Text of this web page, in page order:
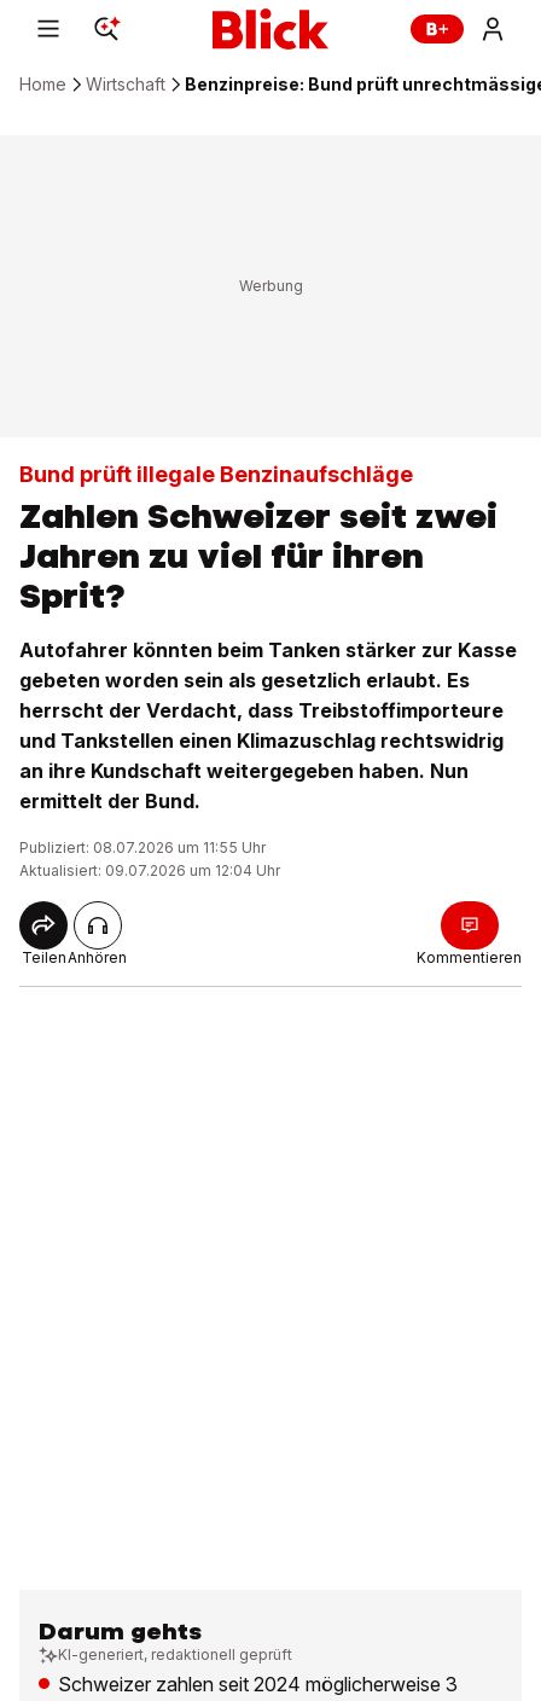
Home Wirtschaft Benzinpreise: Bund prüft
Bund prüft illegale Benzinaufschläge
Zahlen Schweizer seit zwei
Jahren zu viel für ihren
Sprit?
Autofahrer könnten beim Tanken stärker zur Kasse
gebeten worden sein als gesetzlich erlaubt. Es
herrscht der Verdacht, dass Treibstoffimporteure
und Tankstellen einen Klimazuschlag rechtswidrig
an ihre Kundschaft weitergegeben haben. Nun
ermittelt der Bund.
Publiziert: 08.07.2026 um 11:55 Uhr
Aktualisiert: 09.07.2026 um 12:04 Uhr
TeilenAnhören Kommentieren
Darum gehts
KI-generiert, redaktionell geprüft
Schweizer zahlen seit 2024 möglicherweise 3